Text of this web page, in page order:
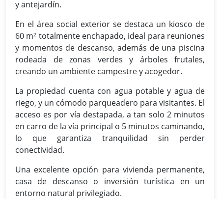
y antejardín.
En el área social exterior se destaca un kiosco de
60 m² totalmente enchapado, ideal para reuniones
y momentos de descanso, además de una piscina
rodeada de zonas verdes y árboles frutales,
creando un ambiente campestre y acogedor.
La propiedad cuenta con agua potable y agua de
riego, y un cómodo parqueadero para visitantes. El
acceso es por vía destapada, a tan solo 2 minutos
en carro de la vía principal o 5 minutos caminando,
lo que garantiza tranquilidad sin perder
conectividad.
Una excelente opción para vivienda permanente,
casa de descanso o inversión turística en un
entorno natural privilegiado.